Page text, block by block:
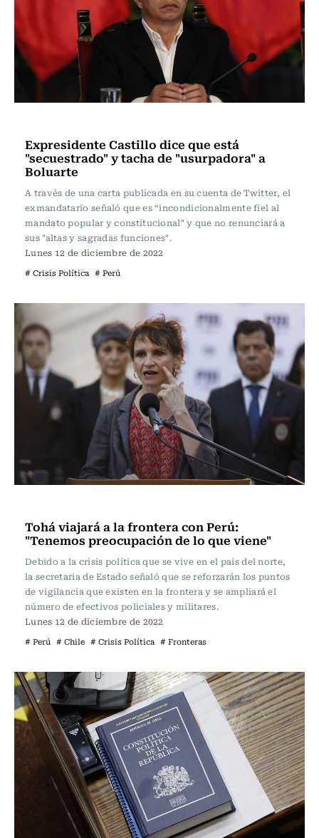
Expresidente Castillo dice que está
"secuestrado" y tacha de "usurpadora" a
Boluarte
A través de una carta publicada en su cuenta de Twitter, el
exmandatario señaló que es “incondicionalmente fiel al
mandato popular y constitucional" y que no renunciará a
sus "altas y sagradas funciones".
Lunes 12 de diciembre de 2022
# Crisis Política # Perú
Tohá viajará a la frontera con Perú:
"Tenemos preocupación de lo que viene"
Debido a la crisis política que se vive en el país del norte,
la secretaria de Estado señaló que se reforzarán los puntos
de vigilancia que existen en la frontera y se ampliará el
número de efectivos policiales y militares.
Lunes 12 de diciembre de 2022
# Perú # Chile # Crisis Política # Fronteras